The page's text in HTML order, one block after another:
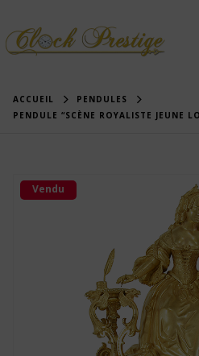
ACCUEIL
PENDULES
PENDULE “SCÈNE ROYALISTE JEUNE
Vendu